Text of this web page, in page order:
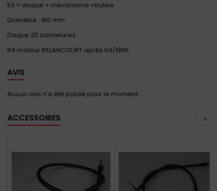
Kit = disque + mécanisme +butée
Diamètre : 160 mm
Disque 20 cannelures
R4 moteur BILLANCOURT après 04/1965
AVIS
Aucun avis n'a été publié pour le moment.
ACCESSOIRES >